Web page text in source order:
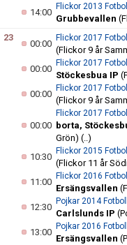
14:00
Flickor 2013 Fotboll
Grubbevallen
23
00:00
Flickor 2017 Fotboll
(Flickor 9 år
00:00
Flickor 2017 Fotboll
Stöckesbua IP
00:00
Flickor 2017 Fotboll
(Flickor 9 år
00:00
Flickor 2017 Fotboll
borta,
Grön) (..)
10:30
Flickor 2015 Fotboll
(Flickor 11 år
11:00
Flickor 2016 Fotboll
Ersängsvallen
12:30
Pojkar 2014 Fotboll
Carlslunds IP
13:00
Pojkar 2016 Fotboll
Ersängsvallen